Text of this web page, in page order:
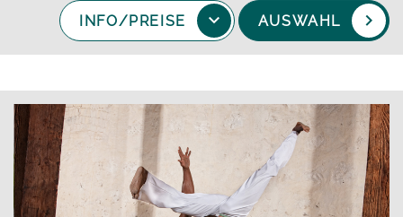
INFO/PREISE AUSWAHL